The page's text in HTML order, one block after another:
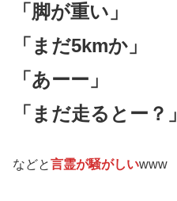
「脚が重い」
「まだ5kmか」
「あーー」
「まだ走るとー？」
などと言霊が騒がしいwww